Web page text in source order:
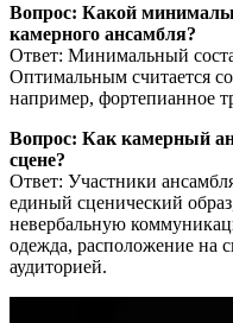
Вопрос: Какой
камерного ансамбля?
Ответ: Минимальный
Оптимальным считается
например, фортепианное
Вопрос: Как камерный
сцене?
Ответ: Участники
единый сценический
невербальную
одежда, расположение на
аудиторией.